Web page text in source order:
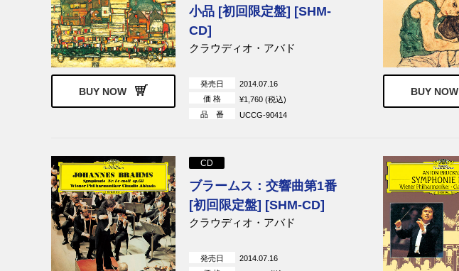
BUY NOW
小品 [初回限定盤] [SHM-
CD]
クラウディオ・アバド
発売日
2014.07.16
価 格
¥1,760 (税込)
品 番
UCCG-90414
BUY NOW
CD
ブラームス：交響曲第1番
[初回限定盤] [SHM-CD]
クラウディオ・アバド
発売日
2014.07.16